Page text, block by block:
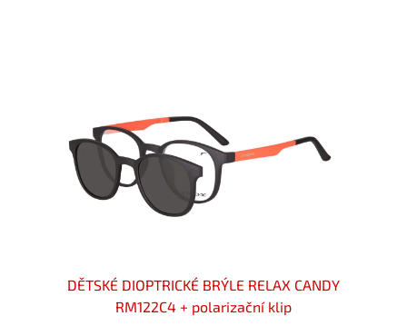
DĚTSKÉ DIOPTRICKÉ BRÝLE RELAX CANDY
RM122C4 + polarizační klip